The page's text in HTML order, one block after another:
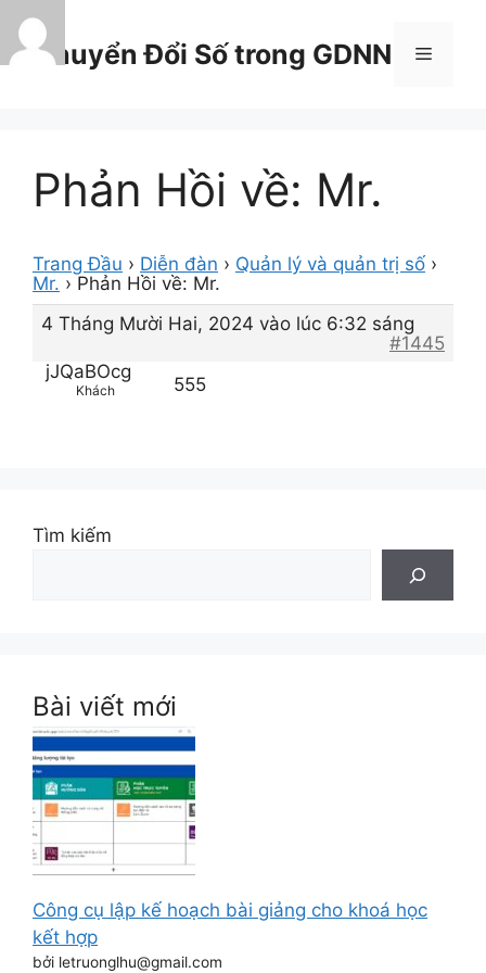
Chuyển
đến
nội
Chuyển Đổi Số trong GDNN Menu
Phản Hồi về: Mr.
Trang Đầu › Diễn đàn › Quản lý và quản trị số ›
Mr. › Phản Hồi về: Mr.
4 Tháng Mười Hai, 2024 vào lúc 6:32 sáng
#1445
jJQaBOcg
Khách 555
Tìm kiếm
Bài viết mới
Công cụ lập kế hoạch bài giảng cho khoá học
kết hợp
bởi letruonglhu@gmail.com